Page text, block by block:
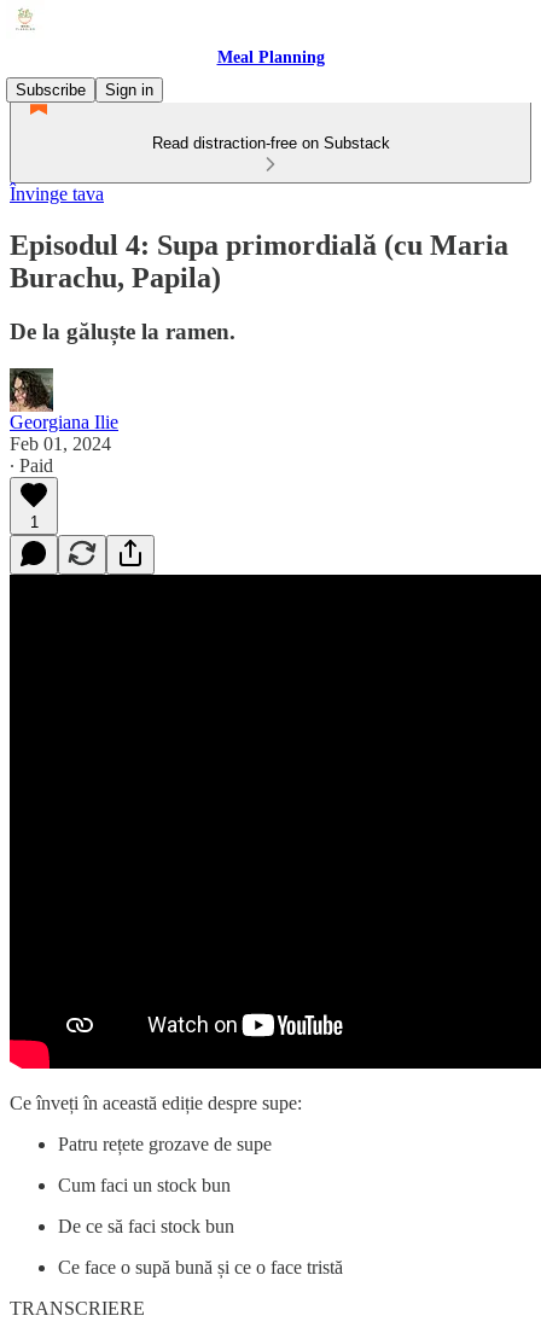
Meal Planning
Subscribe
Sign in
Read distraction-free on Substack
Învinge tava
Episodul 4: Supa primordială (cu Maria
Burachu, Papila)
De la găluște la ramen.
Georgiana Ilie
Feb 01, 2024
∙ Paid
1
Ce înveți în această ediție despre supe:
Patru rețete grozave de supe
Cum faci un stock bun
De ce să faci stock bun
Ce face o supă bună și ce o face tristă
TRANSCRIERE